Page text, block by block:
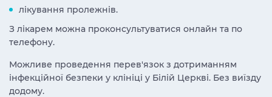
лікування пролежнів.
З лікарем можна проконсультуватися онлайн та по
телефону.
Можливе проведення перев'язок з дотриманням
інфекційної безпеки у клініці у Білій Церкві. Без виїзду
додому.